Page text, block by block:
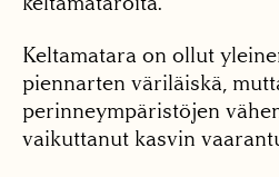
Keltamatara on ollut
piennarten väriläiskä,
perinneympäristöjen
vaikuttanut kasvin